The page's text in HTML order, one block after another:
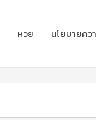
หวย นโยบายคว